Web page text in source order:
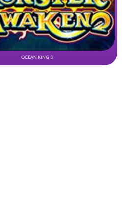
OCEAN KING 3